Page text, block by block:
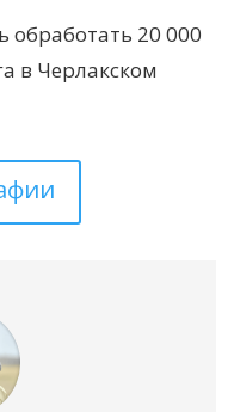
20 000
в Черлакском